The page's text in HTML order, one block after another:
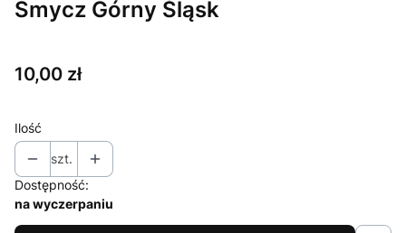
Smycz Górny Śląsk
Cena
10,00 zł
Ilość
szt.
Dostępność:
na wyczerpaniu